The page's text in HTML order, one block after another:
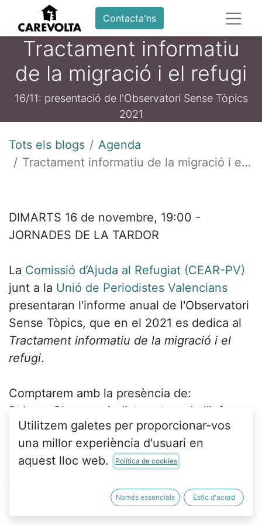
Contacta'ns
Tractament informatiu
de la migració i el refugi
16/11: presentació de l'Observatori Sense Tòpics
2021
Tots els blogs
Agenda
Tractament informatiu de la migració i el refugi
DIMARTS 16 de novembre, 19:00 -
JORNADES DE LA TARDOR
La Comissió d’Ajuda al Refugiat (CEAR-PV)
junt a la Unió de Periodistes Valencians
presentaran l'informe anual de l'Observatori
Sense Tòpics, que en el 2021 es dedica al
Tractament informatiu de la migració i el
refugi.
Comptarem amb la presència de:
Paloma Chen, periodista autora de l'informe
Lorena Tortosa, periodista, en
representació de la Unió de Periodistes
Valencians
Adrián Vives, tècnic d'incidència de CEAR-
Utilitzem galetes per proporcionar-vos
una millor experiència d'usuari en
aquest lloc web.
Política de cookies
Només essencials Estic d'acord